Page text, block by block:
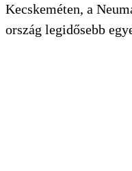
Kecskeméten, a
ország legidősebb